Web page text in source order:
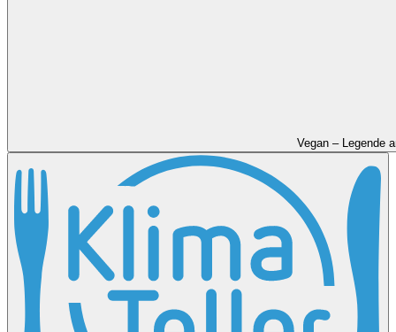
Vegan – Legende